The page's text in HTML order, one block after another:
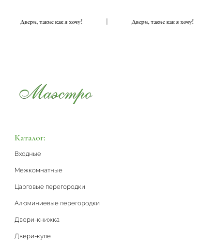
Двери, такие как я хочу! Двери, такие как я хочу!
Каталог:
Входные
Межкомнатные
Царговые перегородки
Алюминиевые перегородки
Двери-книжка
Двери-купе